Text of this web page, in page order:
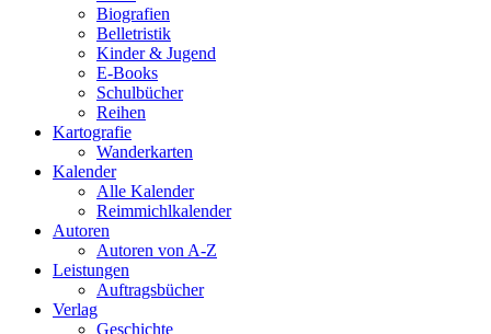
Biografien
Belletristik
Kinder & Jugend
E-Books
Schulbücher
Reihen
Kartografie
Wanderkarten
Kalender
Alle Kalender
Reimmichlkalender
Autoren
Autoren von A-Z
Leistungen
Auftragsbücher
Verlag
Geschichte